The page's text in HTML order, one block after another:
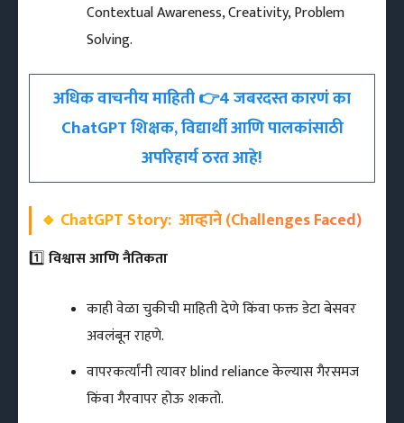
Contextual Awareness, Creativity, Problem
Solving.
अधिक वाचनीय माहिती 👉4 जबरदस्त कारणं का
ChatGPT शिक्षक, विद्यार्थी आणि पालकांसाठी
अपरिहार्य ठरत आहे!
🔹 ChatGPT Story: आव्हाने (Challenges Faced)
1️⃣विश्वास आणि नैतिकता
काही वेळा चुकीची माहिती देणे किंवा फक्त डेटा बेसवर
अवलंबून राहणे.
वापरकर्त्यांनी त्यावर blind reliance केल्यास गैरसमज
किंवा गैरवापर होऊ शकतो.